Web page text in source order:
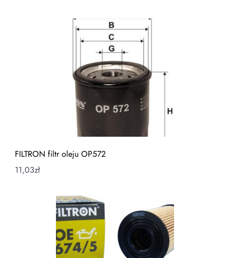
FILTRON filtr oleju OP572
11,03zł